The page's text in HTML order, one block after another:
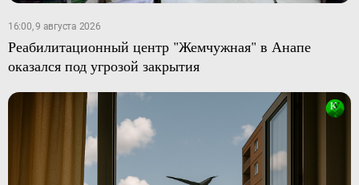
16:00, 9 августа 2026
Реабилитационный центр "Жемчужная" в Анапе
оказался под угрозой закрытия